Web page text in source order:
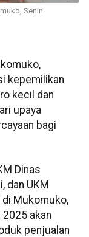
Senin
kepemilikan
kecil dan
upaya
bagi
Dinas
dan UKM
di Mukomuko,
2025 akan
penjualan